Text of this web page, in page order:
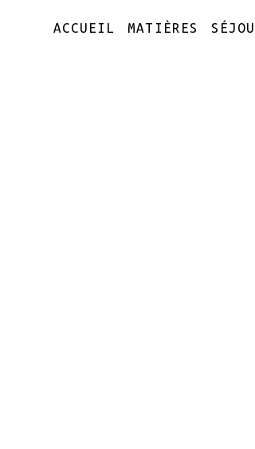
ACCUEIL MATIÈRES